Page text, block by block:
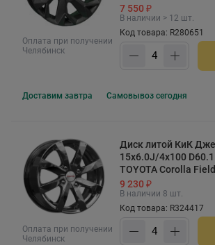
Оплата при получении
Челябинск
7 550 ₽
В наличии > 12 шт.
Код товара: R280651
Доставим завтра Самовывоз сегодня
Оплата при получении
Челябинск
Диск литой КиК
15x6.0J/4x100
TOYOTA Corolla
9 230 ₽
В наличии 8 шт.
Код товара: R324417